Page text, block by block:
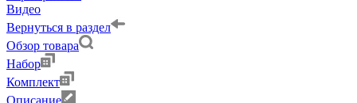
Видео
Вернуться в раздел
Обзор товара
Набор
Комплект
Описание